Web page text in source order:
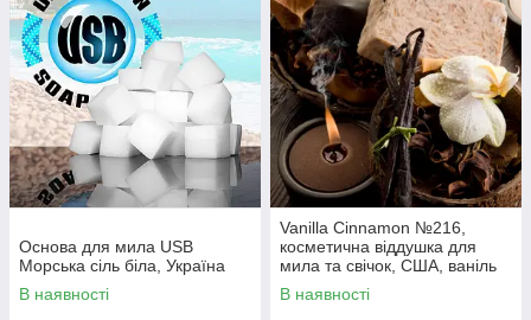
Основа для мила USB
Морська сіль біла, Україна
В наявності
Vanilla Cinnamon №216,
косметична віддушка для
мила та свічок, США, ваніль
13.05 %
В наявності